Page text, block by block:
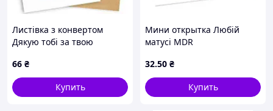
Листівка з конвертом
Дякую тобі за твою
66 ₴
Купить
Мини открытка Любій
матусі MDR
32.50 ₴
Купить